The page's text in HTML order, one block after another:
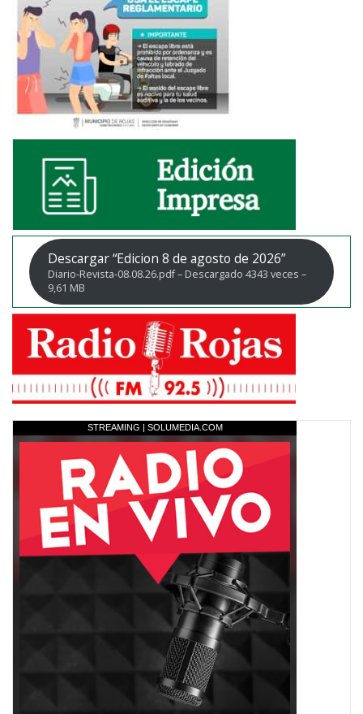
Descargar “Edicion 8 de agosto de 2026”
Diario-Revista-08.08.26.pdf – Descargado 4343 veces –
9,61 MB